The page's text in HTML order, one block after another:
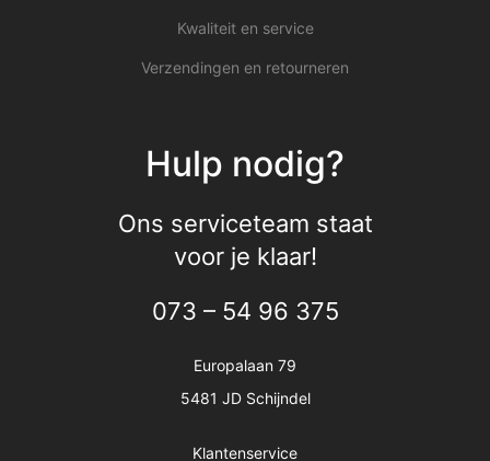
Kwaliteit en service
Verzendingen en retourneren
Hulp nodig?
Ons serviceteam staat
voor je klaar!
073 – 54 96 375
Europalaan 79
5481 JD Schijndel
Klantenservice